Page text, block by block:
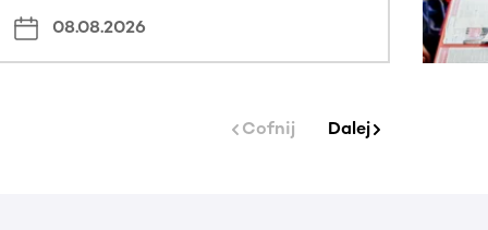
08.08.2026
Cofnij Dalej